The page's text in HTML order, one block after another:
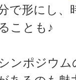
で形にし、
ことも♪
ンポジウ